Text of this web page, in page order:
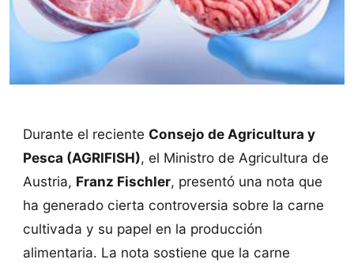
Durante el reciente Consejo de Agricultura y
Pesca (AGRIFISH), el Ministro de Agricultura de
Austria, Franz Fischler, presentó una nota que
ha generado cierta controversia sobre la carne
cultivada y su papel en la producción
alimentaria. La nota sostiene que la carne